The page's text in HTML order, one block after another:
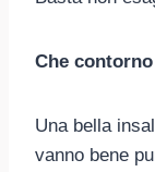
Che
Una bella
vanno bene